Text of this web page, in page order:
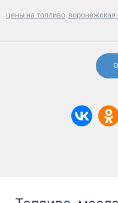
цены на топливо воронежская